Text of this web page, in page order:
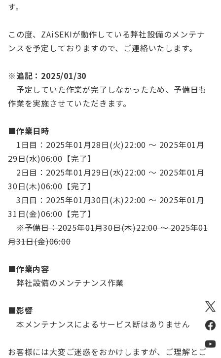
お役立ち資料
ログイン 新規登録
す。
この度、ZAiSEKIが動作している弊社設備のメンテナ
ンスを予定しておりますので、ご連絡いたします。
※追記：2025/01/30
予定していた作業が完了しなかったため、予備日も
作業を実施させていただきます。
■作業日時
1日目：2025年01月28日(火)22:00 ～ 2025年01月
29日(水)06:00【完了】
2日目：2025年01月29日(水)22:00 ～ 2025年01月
30日(木)06:00【完了】
3日目：2025年01月30日(木)22:00 ～ 2025年01月
31日(金)06:00【完了】
※予備日：2025年01月30日(木)22:00 ～ 2025年01
月31日(金)06:00
■作業内容
弊社設備のメンテナンス作業
■影響
本メンテナンスによるサービス断はありません
お客様には大変ご迷惑をおかけしますが、ご理解とご